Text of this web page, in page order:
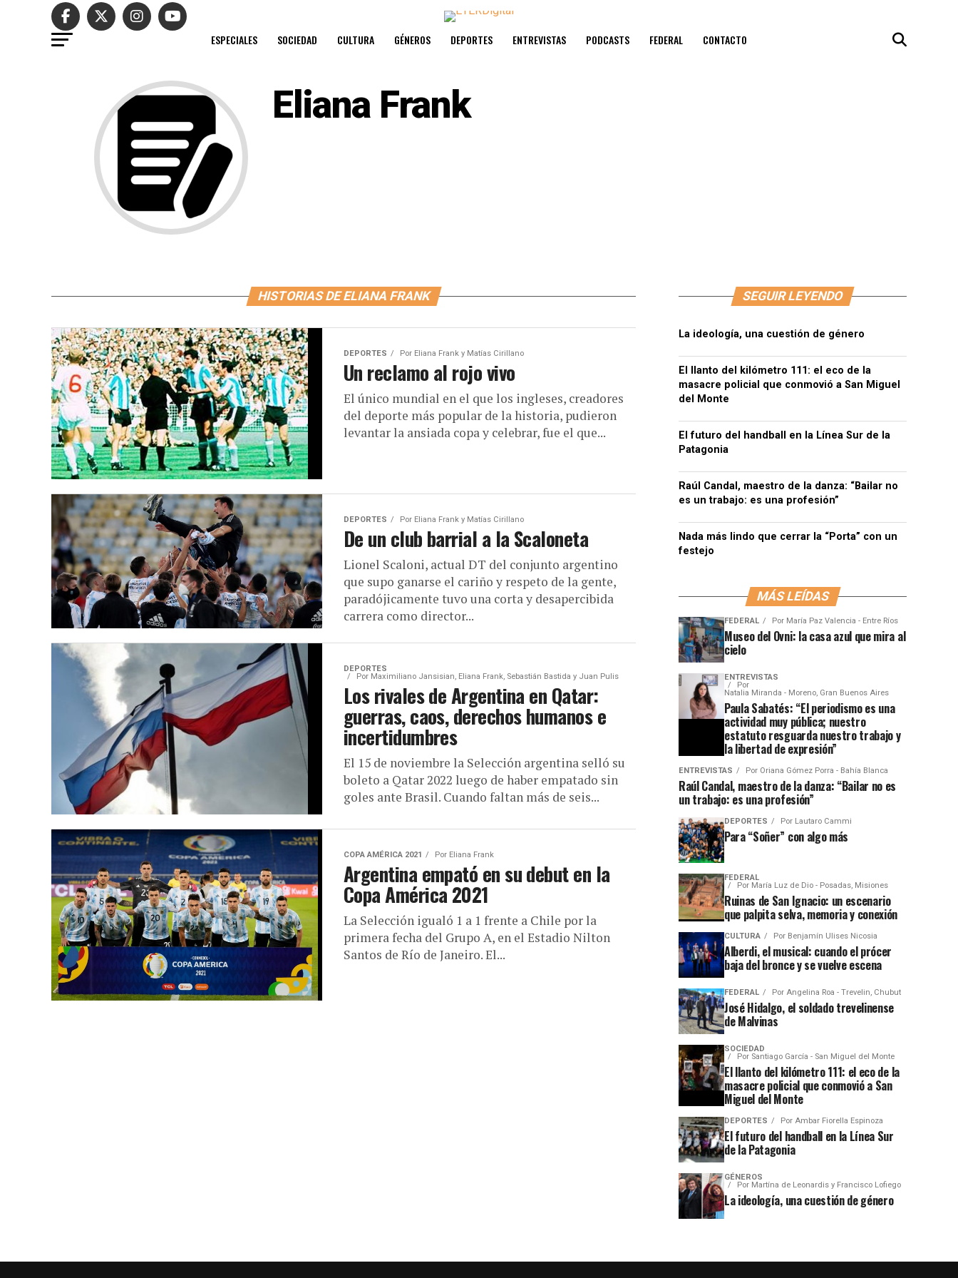
ESPECIALES SOCIEDAD CULTURA GÉNEROS DEPORTES ENTREVISTAS PODCASTS FEDERAL CONTACTO
Eliana Frank
HISTORIAS DE ELIANA FRANK
DEPORTES Por Eliana Frank y Matías Cirillano
Un reclamo al rojo vivo
El único mundial en el que los ingleses, creadores
del deporte más popular de la historia, pudieron
levantar la ansiada copa y celebrar, fue el que...
DEPORTES Por Eliana Frank y Matías Cirillano
De un club barrial a la Scaloneta
Lionel Scaloni, actual DT del conjunto argentino
que supo ganarse el cariño y respeto de la gente,
paradójicamente tuvo una corta y desapercibida
carrera como director...
DEPORTES
Por Maximiliano Jansisian, Eliana Frank, Sebastián Bastida y Juan Pulis
Los rivales de Argentina en Qatar:
guerras, caos, derechos humanos e
incertidumbres
El 15 de noviembre la Selección argentina selló su
boleto a Qatar 2022 luego de haber empatado sin
goles ante Brasil. Cuando faltan más de seis...
COPA AMÉRICA 2021 Por Eliana Frank
Argentina empató en su debut en la
Copa América 2021
La Selección igualó 1 a 1 frente a Chile por la
primera fecha del Grupo A, en el Estadio Nilton
Santos de Río de Janeiro. El...
SEGUIR LEYENDO
La ideología, una cuestión de género
El llanto del kilómetro 111: el eco de la
masacre policial que conmovió a San Miguel
del Monte
El futuro del handball en la Línea Sur de la
Patagonia
Raúl Candal, maestro de la danza: “Bailar no
es un trabajo: es una profesión”
Nada más lindo que cerrar la “Porta” con un
festejo
MÁS LEÍDAS
FEDERAL Por María Paz Valencia - Entre Ríos
Museo del Ovni: la casa azul que mira al
cielo
ENTREVISTAS
Por
Natalia Miranda - Moreno, Gran Buenos Aires
Paula Sabatés: “El periodismo es una
actividad muy pública; nuestro
estatuto resguarda nuestro trabajo y
la libertad de expresión”
ENTREVISTAS Por Oriana Gómez Porra - Bahía Blanca
Raúl Candal, maestro de la danza: “Bailar no es
un trabajo: es una profesión”
DEPORTES Por Lautaro Cammi
Para “Soñer” con algo más
FEDERAL
Por María Luz de Dio - Posadas, Misiones
Ruinas de San Ignacio: un escenario
que palpita selva, memoria y conexión
CULTURA Por Benjamín Ulises Nicosia
Alberdi, el musical: cuando el prócer
baja del bronce y se vuelve escena
FEDERAL Por Angelina Roa - Trevelin, Chubut
José Hidalgo, el soldado trevelinense
de Malvinas
SOCIEDAD
Por Santiago García - San Miguel del Monte
El llanto del kilómetro 111: el eco de la
masacre policial que conmovió a San
Miguel del Monte
DEPORTES Por Ambar Fiorella Espinoza
El futuro del handball en la Línea Sur
de la Patagonia
GÉNEROS
Por Martína de Leonardis y Francisco Lofiego
La ideología, una cuestión de género